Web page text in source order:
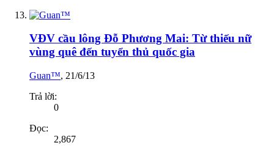
VĐV cầu lông Đỗ Phương Mai: Từ thiếu nữ
vùng quê đến tuyển thủ quốc gia
Guan™, 21/6/13
Trả lời:
0
Đọc:
2,867